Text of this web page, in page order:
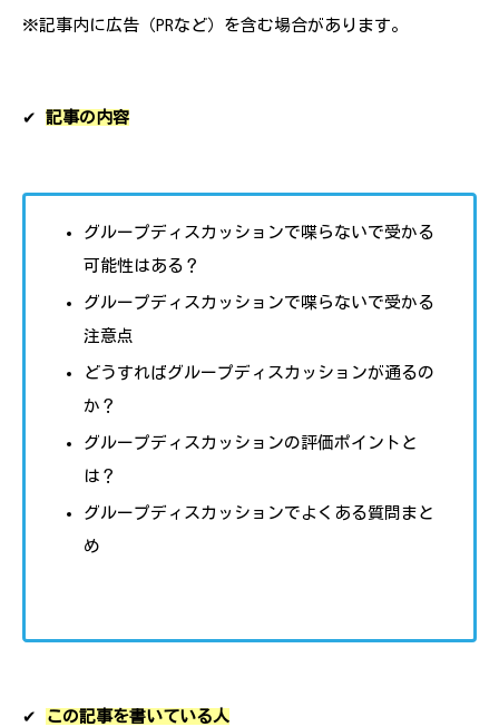
※記事内に広告（PRなど）を含む場合があります。
✔︎ 記事の内容
グループディスカッションで喋らないで受かる
可能性はある？
グループディスカッションで喋らないで受かる
注意点
どうすればグループディスカッションが通るの
か？
グループディスカッションの評価ポイントと
は？
グループディスカッションでよくある質問まと
め
✔︎ この記事を書いている人